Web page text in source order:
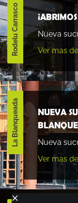
Rodelu Carrasco
Nueva
Ver mas
La Blanqueada
NUEVA
Nueva
Ver mas